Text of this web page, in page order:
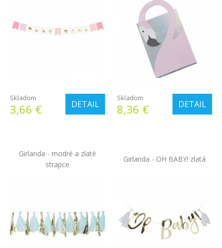
DETAIL
Skladom
3,66 € DETAIL
Skladom
8,36 €
Girlanda - modré a zlaté
strapce
Girlanda - OH BABY! zlatá